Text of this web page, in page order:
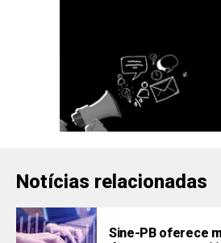
Notícias relacionadas
Sine-PB oferece